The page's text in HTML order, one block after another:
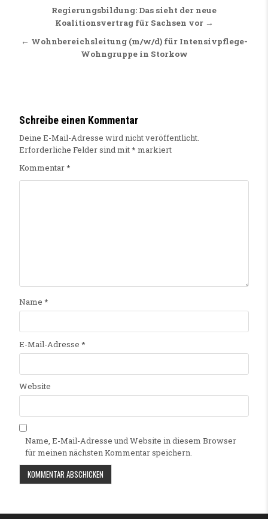
Beitragsnavigation
Regierungsbildung: Das sieht der neue
Koalitionsvertrag für Sachsen vor →
← Wohnbereichsleitung (m/w/d) für Intensivpflege-
Wohngruppe in Storkow
Schreibe einen Kommentar
Deine E-Mail-Adresse wird nicht veröffentlicht.
Erforderliche Felder sind mit* markiert
Kommentar*
Name *
E-Mail-Adresse *
Website
Name, E-Mail-Adresse und Website in diesem Browser
für meinen nächsten Kommentar speichern.